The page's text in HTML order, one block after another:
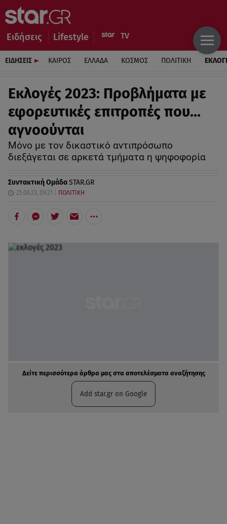
Ειδήσεις Lifestyle
ΕΙΔΗΣΕΙΣ ΚΑΙΡΟΣ ΕΛΛΑΔΑ ΚΟΣΜΟΣ ΠΟΛΙΤΙΚΗ
Εκλογές 2023: Προβλήματα με
εφορευτικές επιτροπές που…
αγνοούνται
Μόνο με τον δικαστικό αντιπρόσωπο
διεξάγεται σε αρκετά τμήματα η ψηφοφορία
Συντακτική ΟμάδαSTAR.GR
25.06.23, 09:21 ΠΟΛΙΤΙΚΗ
Δείτε περισσότερα άρθρα μας στα αποτελέσματα αναζήτησης
Add star.gr on Google